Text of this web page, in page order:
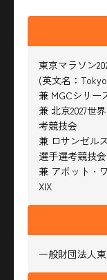
東京マラソン
(英文名：
兼 MGCシリー
兼 北京2027世
考競技会
兼 ロサンゼル
選手選考競技会
兼 アボット・
XIX
一般財団法人